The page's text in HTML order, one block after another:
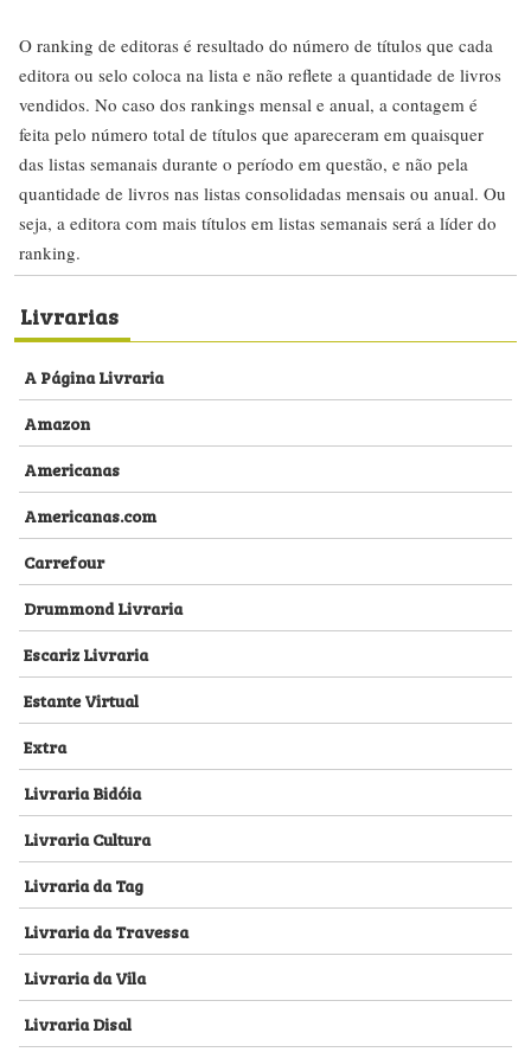
O ranking de editoras é resultado do número de títulos que cada
editora ou selo coloca na lista e não reflete a quantidade de livros
vendidos. No caso dos rankings mensal e anual, a contagem é
feita pelo número total de títulos que apareceram em quaisquer
das listas semanais durante o período em questão, e não pela
quantidade de livros nas listas consolidadas mensais ou anual. Ou
seja, a editora com mais títulos em listas semanais será a líder do
ranking.
Livrarias
A Página Livraria
Amazon
Americanas
Americanas.com
Carrefour
Drummond Livraria
Escariz Livraria
Estante Virtual
Extra
Livraria Bidóia
Livraria Cultura
Livraria da Tag
Livraria da Travessa
Livraria da Vila
Livraria Disal